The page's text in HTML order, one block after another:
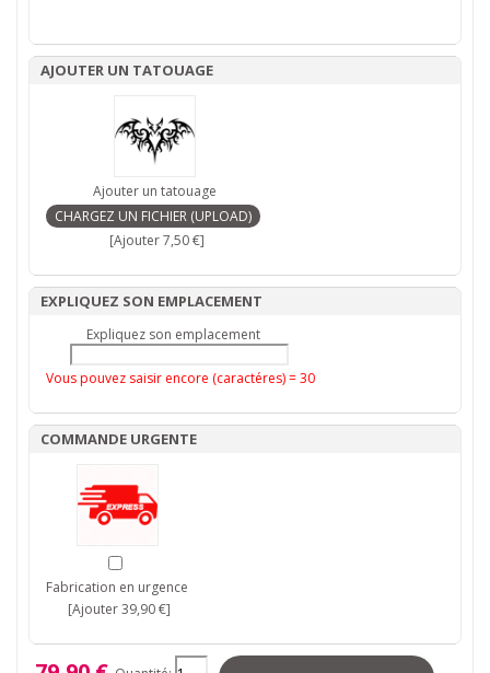
AJOUTER UN TATOUAGE
Ajouter un tatouage
[Ajouter 7,50 €]
EXPLIQUEZ SON EMPLACEMENT
Expliquez son emplacement
Vous pouvez saisir encore (caractéres) =30
COMMANDE URGENTE
Fabrication en urgence
[Ajouter 39,90 €]